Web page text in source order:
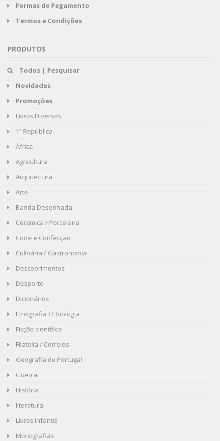
Formas de Pagamento
Termos e Condições
PRODUTOS
Todos | Pesquisar
Novidades
Promoções
Livros Diversos
1ª República
África
Agricultura
Arquitectura
Arte
Banda Desenhada
Ceramica / Porcelana
Corte e Confecção
Culinária / Gastronomia
Descobrimentos
Desporto
Dicionários
Etnografia / Etnologia
Ficção científica
Filatelia / Correios
Geografia de Portugal
Guerra
História
literatura
Livros Infantis
Monografias